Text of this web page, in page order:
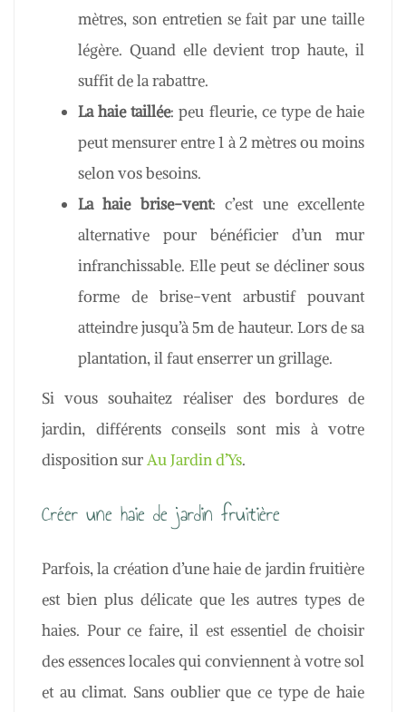
mètres, son entretien se fait par une taille
légère. Quand elle devient trop haute, il
suffit de la rabattre.
La haie taillée: peu fleurie, ce type de haie
peut mensurer entre 1 à 2 mètres ou moins
selon vos besoins.
La haie brise-vent: c’est une excellente
alternative pour bénéficier d’un mur
infranchissable. Elle peut se décliner sous
forme de brise-vent arbustif pouvant
atteindre jusqu’à 5m de hauteur. Lors de sa
plantation, il faut enserrer un grillage.
Si vous souhaitez réaliser des bordures de
jardin, différents conseils sont mis à votre
disposition surAu Jardin d’Ys.
Créer une haie de jardin fruitière
Parfois, la création d’une haie de jardin fruitière
est bien plus délicate que les autres types de
haies. Pour ce faire, il est essentiel de choisir
des essences locales qui conviennent à votre sol
et au climat. Sans oublier que ce type de haie